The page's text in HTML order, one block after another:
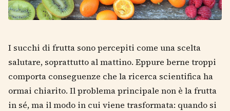
I succhi di frutta sono percepiti come una scelta
salutare, soprattutto al mattino. Eppure berne troppi
comporta conseguenze che la ricerca scientifica ha
ormai chiarito. Il problema principale non è la frutta
in sé, ma il modo in cui viene trasformata: quando si